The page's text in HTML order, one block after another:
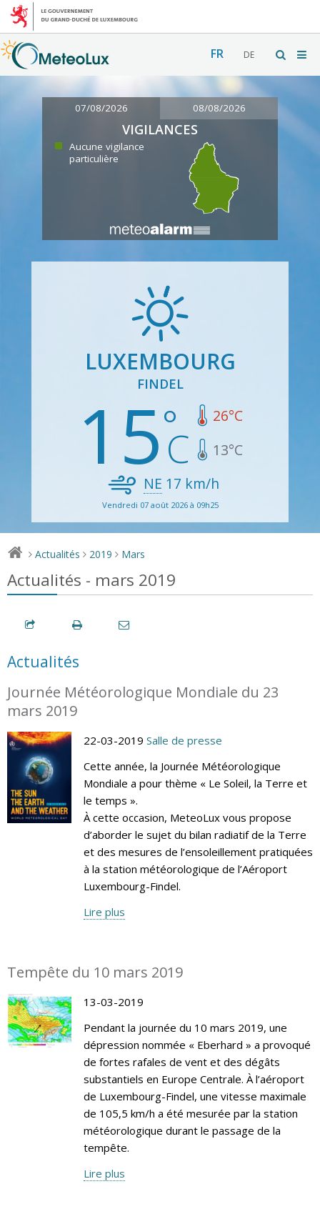
FR DE
07/08/2026 08/08/2026
VIGILANCES
Aucune vigilance
particulière
LUXEMBOURG
FINDEL
15 26°C
13°C
NE 17 km/h
Vendredi 07 août 2026 à 09h25
> Actualités > 2019 > Mars
Actualités - mars 2019
Actualités
Journée Météorologique Mondiale du 23
mars 2019
22-03-2019 Salle de presse
Cette année, la Journée Météorologique
Mondiale a pour thème « Le Soleil, la Terre et
le temps ».
À cette occasion, MeteoLux vous propose
d’aborder le sujet du bilan radiatif de la Terre
et des mesures de l’ensoleillement pratiquées
à la station météorologique de l’Aéroport
Luxembourg-Findel.
Lire plus
Tempête du 10 mars 2019
13-03-2019
Pendant la journée du 10 mars 2019, une
dépression nommée « Eberhard » a provoqué
de fortes rafales de vent et des dégâts
substantiels en Europe Centrale. À l’aéroport
de Luxembourg-Findel, une vitesse maximale
de 105,5 km/h a été mesurée par la station
météorologique durant le passage de la
tempête.
Lire plus